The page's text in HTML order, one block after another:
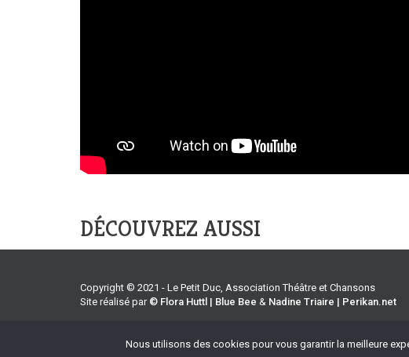
DÉCOUVREZ AUSSI
Copyright © 2021 - Le Petit Duc, Association Théâtre et Chansons
Site réalisé par © Flora Huttl | Blue Bee & Nadine Triaire | Perikan.net
Nous utilisons des cookies pour vous garantir la meilleure